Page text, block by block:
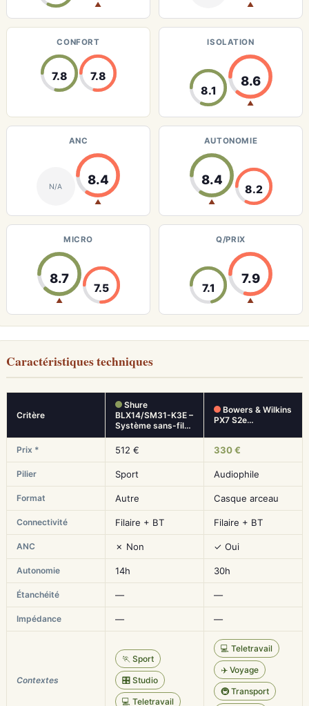
▲ ▲
CONFORT
7.8 7.8
ISOLATION
8.1
8.6
▲
ANC
N/A 8.4
▲
AUTONOMIE
8.4
▲
8.2
MICRO
8.7
▲
7.5
Q/PRIX
7.1
7.9
▲
Caractéristiques techniques
Critère
Shure
BLX14/SM31-K3E –
Système sans-fil…
Bowers & Wilkins
PX7 S2e…
Prix * 512 € 330 €
Pilier Sport Audiophile
Format Autre Casque arceau
Connectivité Filaire + BT Filaire + BT
ANC ✗ Non ✓ Oui
Autonomie 14h 30h
Étanchéité — —
Impédance — —
Contextes
🏃 Sport
🎛️ Studio
💻 Teletravail
💻 Teletravail
✈️ Voyage
🚇 Transport